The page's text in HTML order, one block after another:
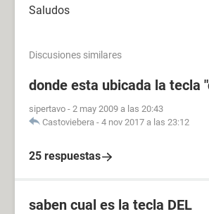
Saludos
Discusiones similares
donde esta ubicada la tecla
sipertavo - 2 may 2009 a las 20:43
Castoviebera - 4 nov 2017 a las 23:12
25 respuestas
saben cual es la tecla DEL